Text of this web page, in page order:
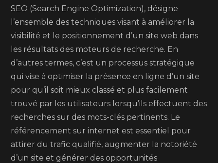
SEO (Search Engine Optimization), désigne
l’ensemble des techniques visant à améliorer la
visibilité et le positionnement d’un site web dans
les résultats des moteurs de recherche. En
d’autres termes, c’est un processus stratégique
qui vise à optimiser la présence en ligne d’un site
pour qu’il soit mieux classé et plus facilement
trouvé par les utilisateurs lorsqu’ils effectuent des
recherches sur des mots-clés pertinents. Le
référencement sur internet est essentiel pour
attirer du trafic qualifié, augmenter la notoriété
d’un site et générer des opportunités